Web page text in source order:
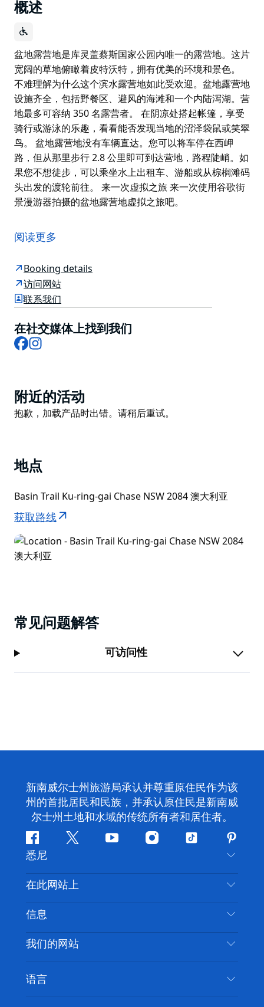
概述
盆地露营地是库灵盖蔡斯国家公园内唯一的露营地。这片
宽阔的草地俯瞰着皮特沃特，拥有优美的环境和景色。
不难理解为什么这个滨水露营地如此受欢迎。盆地露营地
设施齐全，包括野餐区、避风的海滩和一个内陆泻湖。营
地最多可容纳 350 名露营者。 在阴凉处搭起帐篷，享受
骑行或游泳的乐趣，看看能否发现当地的沼泽袋鼠或笑翠
鸟。 盆地露营地没有车辆直达。您可以将车停在西岬
路，但从那里步行 2.8 公里即可到达营地，路程陡峭。如
果您不想徒步，可以乘坐水上出租车、游船或从棕榈滩码
头出发的渡轮前往。 来一次虚拟之旅 来一次使用谷歌街
景漫游器拍摄的盆地露营地虚拟之旅吧。
宽阔的草地俯瞰着皮特沃特，拥有优美的环境和景色。
设施齐全，包括野餐区、避风的海滩和一个内陆泻湖。营
地最多可容纳 350 名露营者。
在阴凉处搭起帐篷，享受骑行或游泳的乐趣，看看能否发
盆地露营地没有车辆直达。您可以将车停在西岬路，但从
那里步行 2.8 公里即可到达营地，路程陡峭。如果您不想
来一次虚拟之旅
阅读更多
Booking details
访问网站
联系我们
在社交媒体上找到我们
Facebook
Product
List
附近的活动
Product
抱歉，加载产品时出错。请稍后重试。
地点
Basin Trail Ku-ring-gai Chase NSW 2084 澳大利亚
获取路线
常见问题解答
可访问性
新南威尔士州旅游局承认并尊重原住民作为该
州的首批居民和民族，并承认原住民是新南威
尔士州土地和水域的传统所有者和居住者。
Facebook叽
喳
喳
YouTubeInstagram
抖
悉尼
联系我们
免责声明
隐私
Cookie 通知
在此网站上
目的地
推荐活动
新南威尔士州公路旅行
活动
住宿
信息
旅行信息
无障碍悉尼
列出您的业务
我们的网站
语言